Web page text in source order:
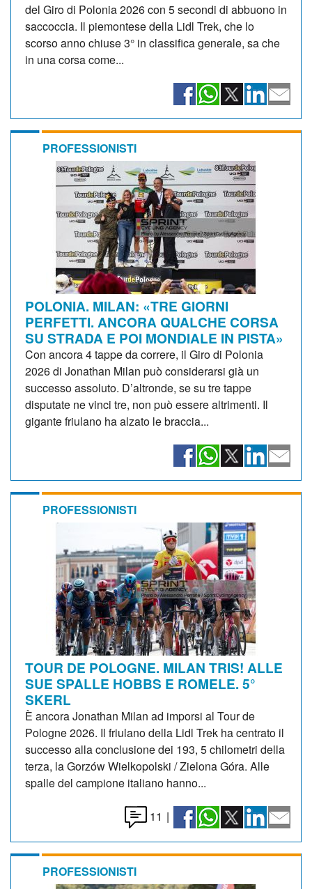
del Giro di Polonia 2026 con 5 secondi di abbuono in
saccoccia. Il piemontese della Lidl Trek, che lo
scorso anno chiuse 3° in classifica generale, sa che
in una corsa come...
PROFESSIONISTI
POLONIA. MILAN: «TRE GIORNI
PERFETTI. ANCORA QUALCHE CORSA
SU STRADA E POI MONDIALE IN PISTA»
Con ancora 4 tappe da correre, il Giro di Polonia
2026 di Jonathan Milan può considerarsi già un
successo assoluto. D’altronde, se su tre tappe
disputate ne vinci tre, non può essere altrimenti. Il
gigante friulano ha alzato le braccia...
PROFESSIONISTI
TOUR DE POLOGNE. MILAN TRIS! ALLE
SUE SPALLE HOBBS E ROMELE. 5°
SKERL
È ancora Jonathan Milan ad imporsi al Tour de
Pologne 2026. Il friulano della Lidl Trek ha centrato il
successo alla conclusione dei 193, 5 chilometri della
terza, la Gorzów Wielkopolski / Zielona Góra. Alle
spalle del campione italiano hanno...
11 |
PROFESSIONISTI